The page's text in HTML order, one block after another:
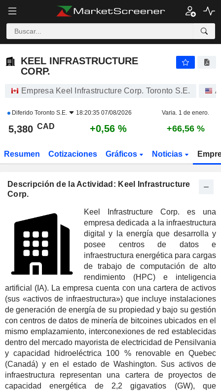
KEEL INFRASTRUCTURE
CORP.
Empresa Keel Infrastructure Corp. Toronto S.E.
Diferido Toronto S.E. 18:20:35 07/08/2026 Varia. 1 de enero.
5,380 CAD +0,56 % +66,56 %
Resumen Cotizaciones Gráficos Noticias
Descripción de la Actividad: Keel Infrastructure
Corp.
Keel Infrastructure Corp. es una
empresa dedicada a la infraestructura
digital y la energía que desarrolla y
posee centros de datos e
infraestructura energética para cargas
de trabajo de computación de alto
rendimiento (HPC) e inteligencia
artificial (IA). La empresa cuenta con una cartera de activos
(sus «activos de infraestructura») que incluye instalaciones
de generación de energía de su propiedad y bajo su gestión
con centros de datos de minería de bitcoines ubicados en el
mismo emplazamiento, interconexiones de red establecidas
dentro del mercado mayorista de electricidad de Pensilvania
y capacidad hidroeléctrica 100 % renovable en Quebec
(Canadá) y en el estado de Washington. Sus activos de
infraestructura representan una cartera de proyectos de
capacidad energética de 2,2 gigavatios (GW), que